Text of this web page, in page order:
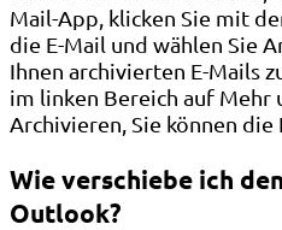
Mail-App, klicken Sie mit
die E-Mail und wählen Sie
Ihnen archivierten E-Mails
im linken Bereich auf Mehr
Archivieren, Sie können die
Wie verschiebe ich
Outlook?